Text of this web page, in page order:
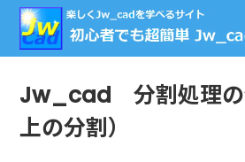
Jw_cad 分割処理の
上の分割）